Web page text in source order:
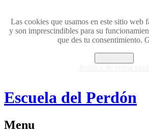
Las cookies que usamos en este sitio web
y son imprescindibles para su
que des tu consentimiento.
Escuela del Perdón
Menu